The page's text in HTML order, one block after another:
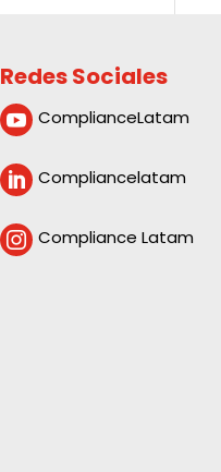
Redes Sociales
 ComplianceLatam
 Compliancelatam
 Compliance Latam